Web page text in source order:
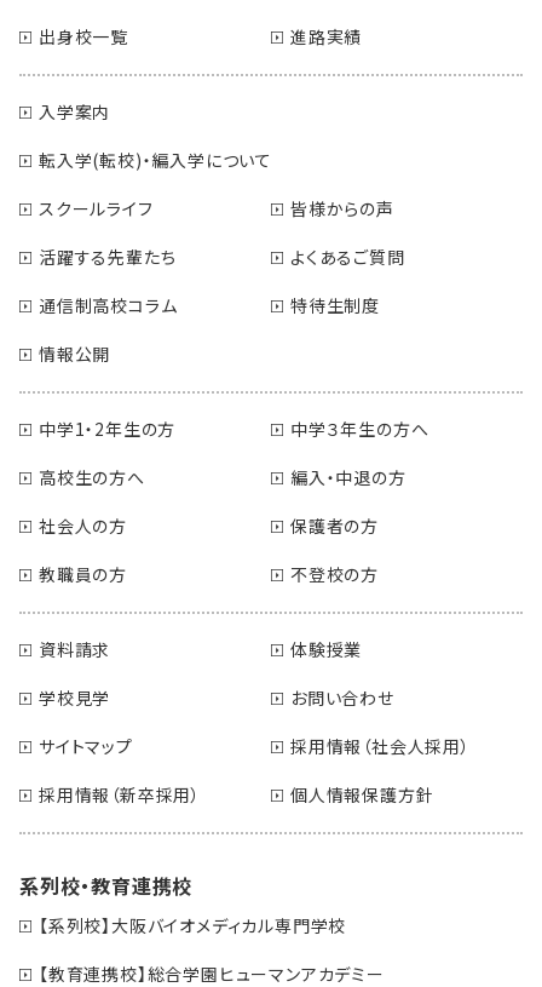
出身校一覧 進路実績
入学案内
転入学(転校)・編入学について
スクールライフ
皆様からの声
活躍する先輩たち
よくあるご質問
通信制高校コラム
特待生制度
情報公開
中学1・2年生の方
中学３年生の方へ
高校生の方へ
編入・中退の方
社会人の方
保護者の方
教職員の方
不登校の方
資料請求
体験授業
学校見学
お問い合わせ
サイトマップ
採用情報（社会人採用）
採用情報（新卒採用）
個人情報保護方針
系列校・教育連携校
【系列校】大阪バイオメディカル専門学校
【教育連携校】総合学園ヒューマンアカデミー